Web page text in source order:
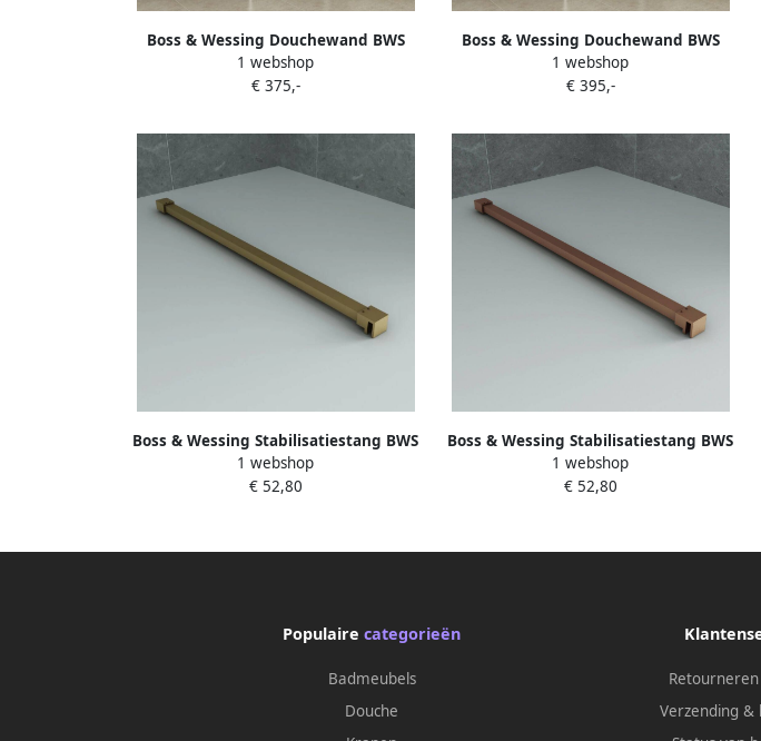
Boss & Wessing Douchewand BWS
Apollo met Verticale Stabilisatiestang
70x200 cm NANO Coating
1 webshop
€ 375,-
Boss & Wessing Douchewand BWS
Apollo met Verticale Stabilisatiestang
110x200 cm NANO Coating
1 webshop
€ 395,-
Boss & Wessing Stabilisatiestang BWS
Antonia Tot 100 cm Geborsteld Goud
1 webshop
€ 52,80
Boss & Wessing Stabilisatiestang BWS
Antonia Tot 100 cm Geborsteld Koper
1 webshop
€ 52,80
Populaire categorieën
Badmeubels
Douche
Verzending &